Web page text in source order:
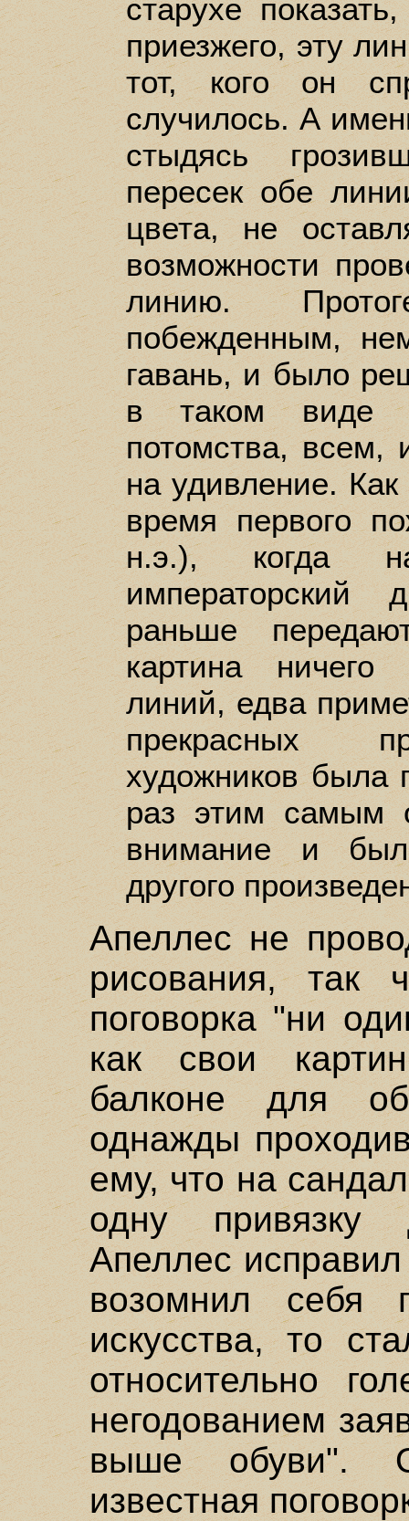
старухе
приезжего, эту
тот, кого он
случилось. А
стыдясь
пересек обе
цвета, не
возможности
линию.
побежденным,
гавань, и было
в таком виде
потомства, всем,
на удивление.
время первого
н.э.), когда
раньше
картина
линий, едва
прекрасных
художников была
раз этим самым
внимание и
другого
Апеллес не
рисования,
поговорка "ни
как свои
балконе для
однажды
ему, что на
одну
Апеллес
возомнил себя
искусства, то
относительно
негодованием
выше обуви".
известная